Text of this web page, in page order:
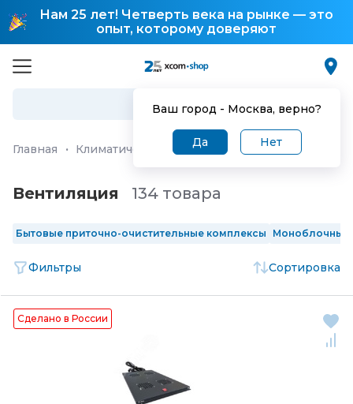
Нам 25 лет! Четверть века на рынке — это
опыт, которому доверяют
Ваш город - Москва, верно?
Да Нет
Главная · Климатические и инженерные системы
Вентиляция 134 товара
Бытовые приточно-очистительные комплексы Моноблочные
Фильтры Сортировка
Сделано в России